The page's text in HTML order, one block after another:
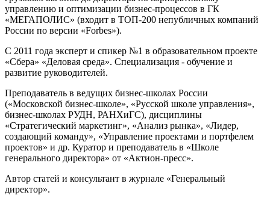
управлению и оптимизации бизнес-процессов в ГК
«МЕГАПОЛИС» (входит в ТОП-200 непубличных компаний
России по версии «Forbes»).
С 2011 года эксперт и спикер №1 в образовательном проекте
«Сбера» «Деловая среда». Специализация - обучение и
развитие руководителей.
Преподаватель в ведущих бизнес-школах России
(«Московской бизнес-школе», «Русской школе управления»,
бизнес-школах РУДН, РАНХиГС), дисциплины
«Стратегический маркетинг», «Анализ рынка», «Лидер,
создающий команду», «Управление проектами и портфелем
проектов» и др. Куратор и преподаватель в «Школе
генерального директора» от «Актион-пресс».
Автор статей и консультант в журнале «Генеральный
директор».